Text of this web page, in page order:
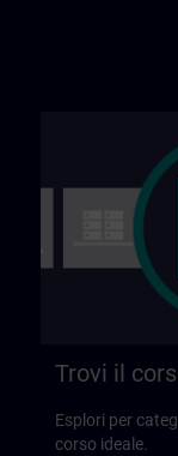
Trovi il
Esplori per
corso ideale.